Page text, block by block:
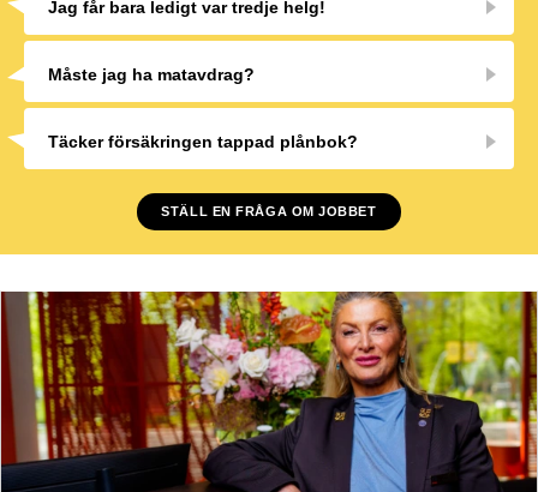
Jag får bara ledigt var tredje helg!
Måste jag ha matavdrag?
Täcker försäkringen tappad plånbok?
STÄLL EN FRÅGA OM JOBBET